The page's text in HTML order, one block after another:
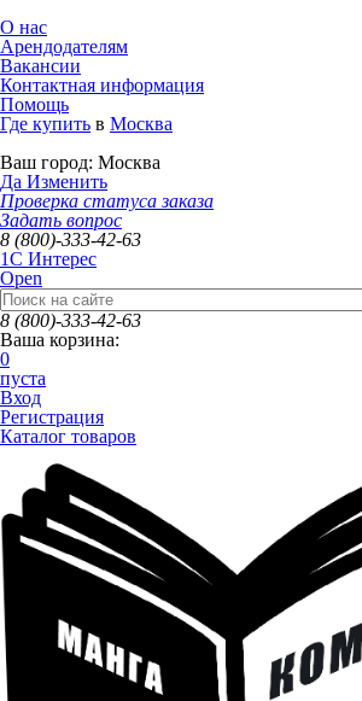
О нас
Арендодателям
Вакансии
Контактная информация
Помощь
Где купить в Москва
Ваш город: Москва
Да Изменить
Проверка статуса заказа
Задать вопрос
8 (800)-333-42-63
1C Интерес
Open
8 (800)-333-42-63
Ваша корзина:
0
пуста
Вход
Регистрация
Каталог товаров